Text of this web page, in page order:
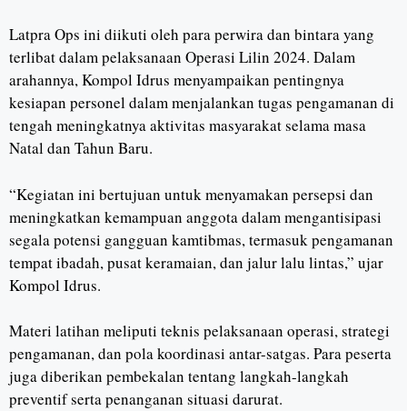
Latpra Ops ini diikuti oleh para perwira dan bintara yang
terlibat dalam pelaksanaan Operasi Lilin 2024. Dalam
arahannya, Kompol Idrus menyampaikan pentingnya
kesiapan personel dalam menjalankan tugas pengamanan di
tengah meningkatnya aktivitas masyarakat selama masa
Natal dan Tahun Baru.
“Kegiatan ini bertujuan untuk menyamakan persepsi dan
meningkatkan kemampuan anggota dalam mengantisipasi
segala potensi gangguan kamtibmas, termasuk pengamanan
tempat ibadah, pusat keramaian, dan jalur lalu lintas,” ujar
Kompol Idrus.
Materi latihan meliputi teknis pelaksanaan operasi, strategi
pengamanan, dan pola koordinasi antar-satgas. Para peserta
juga diberikan pembekalan tentang langkah-langkah
preventif serta penanganan situasi darurat.